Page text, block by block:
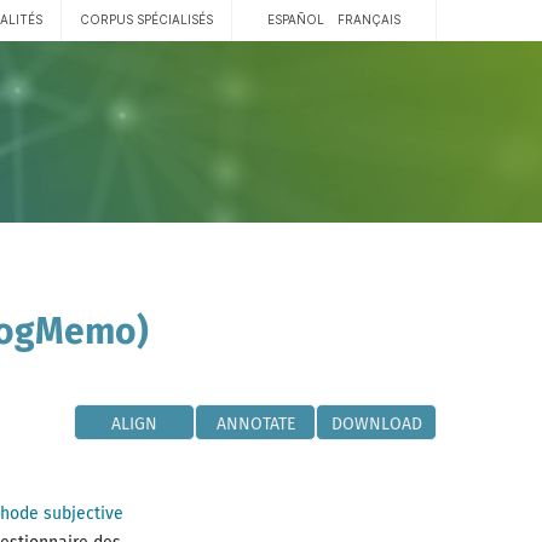
CORPUS SPÉCIALISÉS ESPAÑOL FRANÇAIS
ALIGN ANNOTATE DOWNLOAD
subjective